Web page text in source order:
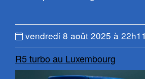
Date
du
message
:
vendredi 8 août 2025 à 22h11
R5 turbo au Luxembourg